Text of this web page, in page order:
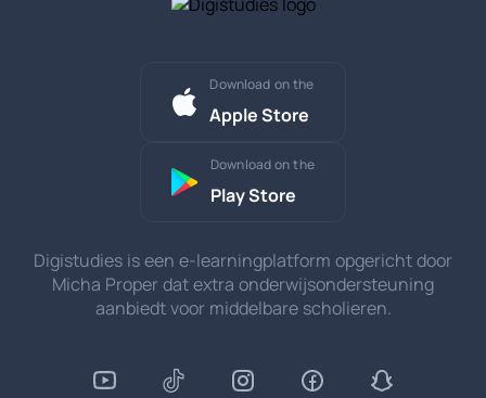
Download on the
Apple Store
Download on the
Play Store
Digistudies is een e-learningplatform opgericht door
Micha Proper dat extra onderwijsondersteuning
aanbiedt voor middelbare scholieren.